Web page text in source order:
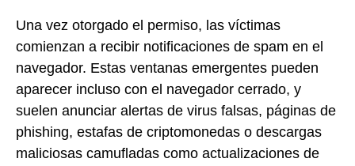
Una vez otorgado el permiso, las víctimas
comienzan a recibir notificaciones de spam en el
navegador. Estas ventanas emergentes pueden
aparecer incluso con el navegador cerrado, y
suelen anunciar alertas de virus falsas, páginas de
phishing, estafas de criptomonedas o descargas
maliciosas camufladas como actualizaciones de